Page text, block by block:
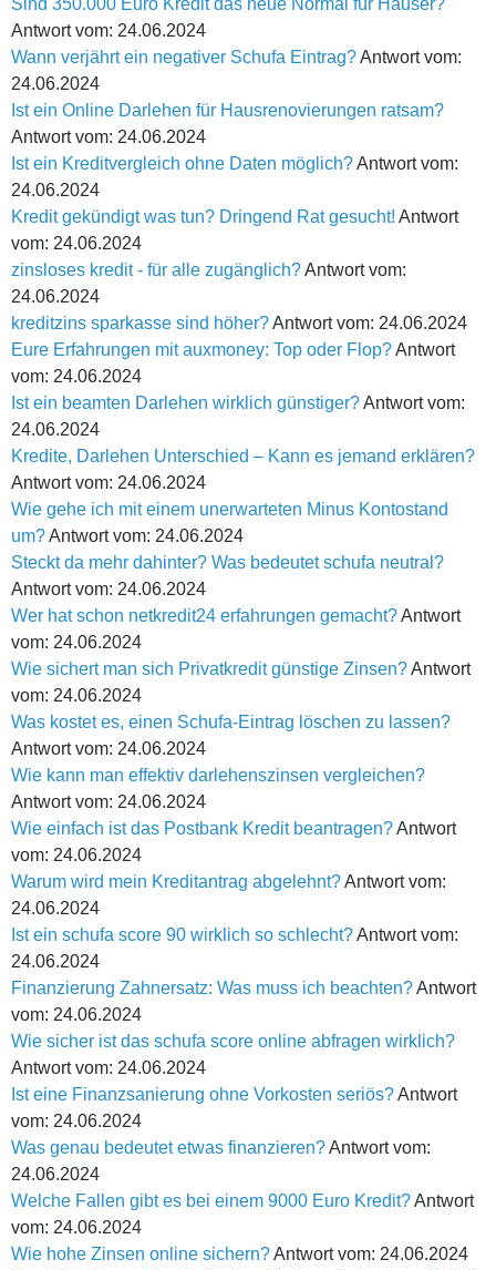
Sind 350.000 Euro Kredit das neue Normal für Häuser?
Antwort vom: 24.06.2024
Wann verjährt ein negativer Schufa Eintrag?Antwort vom:
24.06.2024
Ist ein Online Darlehen für Hausrenovierungen ratsam?
Antwort vom: 24.06.2024
Ist ein Kreditvergleich ohne Daten möglich?Antwort vom:
24.06.2024
Kredit gekündigt was tun? Dringend Rat gesucht! Antwort
vom: 24.06.2024
zinsloses kredit - für alle zugänglich?Antwort vom:
24.06.2024
kreditzins sparkasse sind höher?Antwort vom: 24.06.2024
Eure Erfahrungen mit auxmoney: Top oder Flop?Antwort
vom: 24.06.2024
Ist ein beamten Darlehen wirklich günstiger?Antwort vom:
24.06.2024
Kredite, Darlehen Unterschied – Kann es jemand erklären?
Antwort vom: 24.06.2024
Wie gehe ich mit einem unerwarteten Minus Kontostand
um?Antwort vom: 24.06.2024
Steckt da mehr dahinter? Was bedeutet schufa neutral?
Antwort vom: 24.06.2024
Wer hat schon netkredit24 erfahrungen gemacht?Antwort
vom: 24.06.2024
Wie sichert man sich Privatkredit günstige Zinsen?Antwort
vom: 24.06.2024
Was kostet es, einen Schufa-Eintrag löschen zu lassen?
Antwort vom: 24.06.2024
Wie kann man effektiv darlehenszinsen vergleichen?
Antwort vom: 24.06.2024
Wie einfach ist das Postbank Kredit beantragen?Antwort
vom: 24.06.2024
Warum wird mein Kreditantrag abgelehnt?Antwort vom:
24.06.2024
Ist ein schufa score 90 wirklich so schlecht?Antwort vom:
24.06.2024
Finanzierung Zahnersatz: Was muss ich beachten?Antwort
vom: 24.06.2024
Wie sicher ist das schufa score online abfragen wirklich?
Antwort vom: 24.06.2024
Ist eine Finanzsanierung ohne Vorkosten seriös?Antwort
vom: 24.06.2024
Was genau bedeutet etwas finanzieren?Antwort vom:
24.06.2024
Welche Fallen gibt es bei einem 9000 Euro Kredit?Antwort
vom: 24.06.2024
Wie hohe Zinsen online sichern?Antwort vom: 24.06.2024